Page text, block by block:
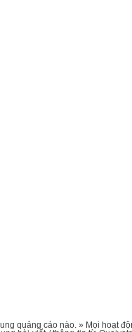
quảng cáo nào. » Mọi hoạt